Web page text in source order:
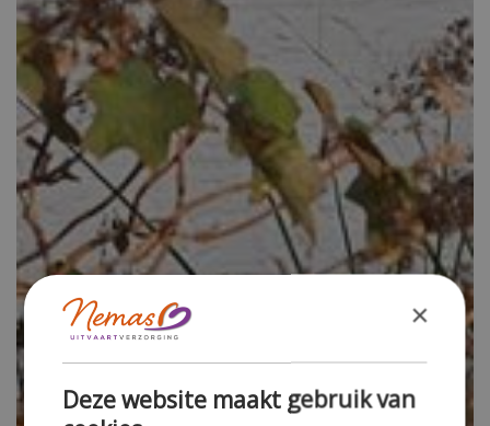
×
Deze website maakt gebruik van